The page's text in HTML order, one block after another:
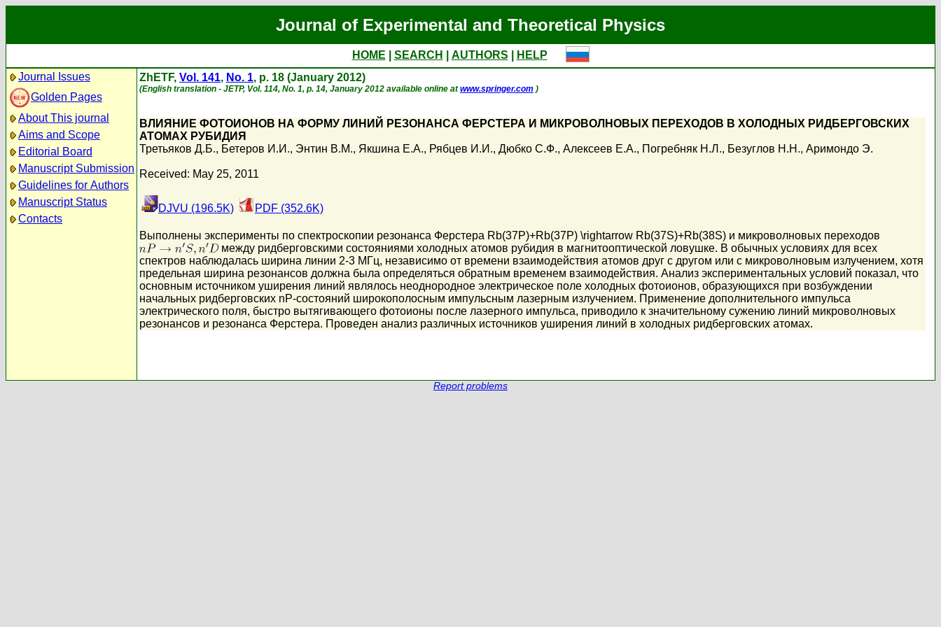
Journal of Experimental and Theoretical Physics
HOME SEARCH AUTHORS
HELP
Journal Issues
Golden Pages
About This journal
Aims and Scope
Editorial Board
Manuscript Submission
Guidelines for Authors
Manuscript Status
Contacts
ZhETF, Vol. 141, No. 1, p. 18 (January 2012)
(English translation - JETP, Vol. 114, No. 1, p. 14, January 2012 available online atwww.springer.com )
ВЛИЯНИЕ ФОТОИОНОВ НА ФОРМУ ЛИНИЙ РЕЗОНАНСА ФЕРСТЕРА И МИКРОВОЛНОВЫХ ПЕРЕХОДОВ В ХОЛОДНЫХ РИДБЕРГОВСКИХ
АТОМАХ РУБИДИЯ
Третьяков Д.Б., Бетеров И.И., Энтин В.М., Якшина Е.А., Рябцев И.И., Дюбко С.Ф., Алексеев Е.А., Погребняк Н.Л., Безуглов Н.Н., Аримондо Э.
Received: May 25, 2011
DJVU (196.5K) PDF (352.6K)
Выполнены эксперименты по спектроскопии резонанса Ферстера Rb(37P)+Rb(37P) \rightarrow Rb(37S)+Rb(38S) и микроволновых переходов
между ридберговскими состояниями холодных атомов рубидия в магнитооптической ловушке. В обычных условиях для всех
спектров наблюдалась ширина линии 2-3 МГц, независимо от времени взаимодействия атомов друг с другом или с микроволновым излучением, хотя
предельная ширина резонансов должна была определяться обратным временем взаимодействия. Анализ экспериментальных условий показал, что
основным источником уширения линий являлось неоднородное электрическое поле холодных фотоионов, образующихся при возбуждении
начальных ридберговских nP-состояний широкополосным импульсным лазерным излучением. Применение дополнительного импульса
электрического поля, быстро вытягивающего фотоионы после лазерного импульса, приводило к значительному сужению линий микроволновых
резонансов и резонанса Ферстера. Проведен анализ различных источников уширения линий в холодных ридберговских атомах.
Report problems